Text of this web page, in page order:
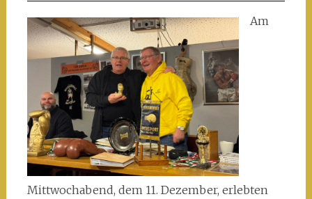
Am
Mittwochabend, dem 11. Dezember, erlebten